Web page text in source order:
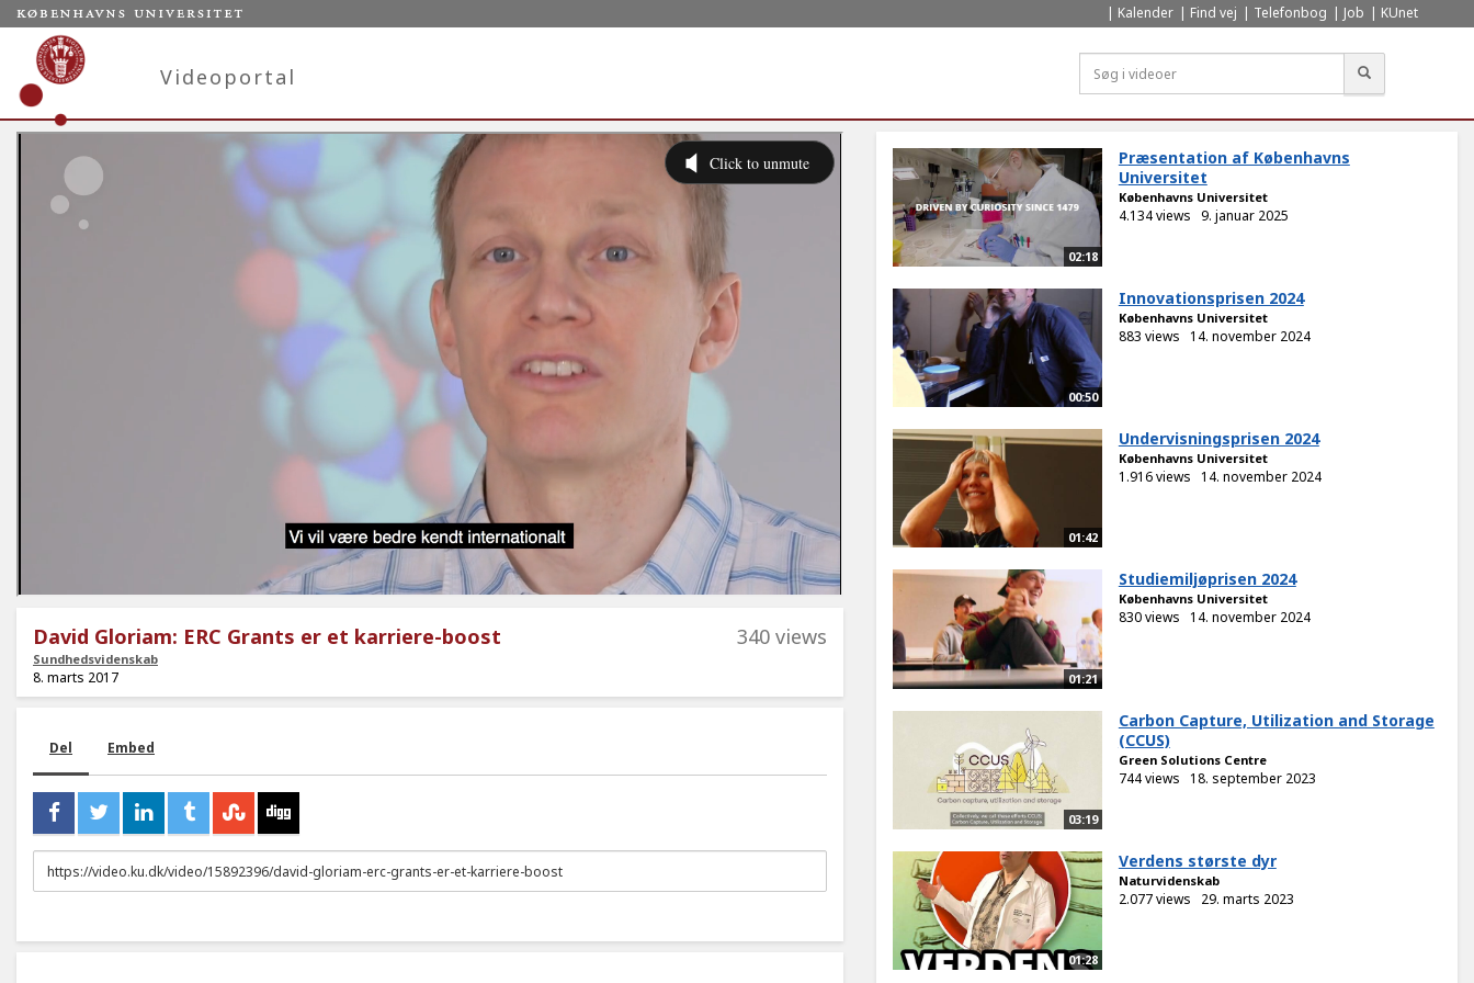
Kalender Find vej Telefonbog Job KUnet
Videoportal
David Gloriam: ERC Grants er et karriere-boost
Sundhedsvidenskab
340 views
8. marts 2017
Del Embed
URL
to
02:18
Præsentation af Københavns
Universitet
Københavns Universitet
4.134 views 9. januar 2025
00:50
Innovationsprisen 2024
Københavns Universitet
883 views 14. november 2024
01:42
Undervisningsprisen 2024
Københavns Universitet
1.916 views 14. november 2024
01:21
Studiemiljøprisen 2024
Københavns Universitet
830 views 14. november 2024
03:19
Carbon Capture, Utilization and Storage
(CCUS)
Green Solutions Centre
744 views 18. september 2023
01:28
Verdens største dyr
Naturvidenskab
2.077 views 29. marts 2023